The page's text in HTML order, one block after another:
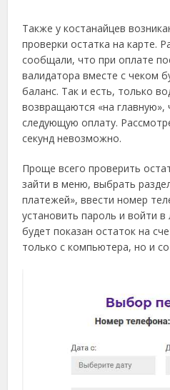
Также у костанайцев
проверки остатка на карте.
сообщали, что при оплате
валидатора вместе с чеком
баланс. Так и есть, только
возвращаются «на главную»,
следующую оплату.
секунд невозможно.
Проще всего проверить
зайти в меню, выбрать
платежей», ввести номер
установить пароль и войти
будет показан остаток на
только с компьютера, но и